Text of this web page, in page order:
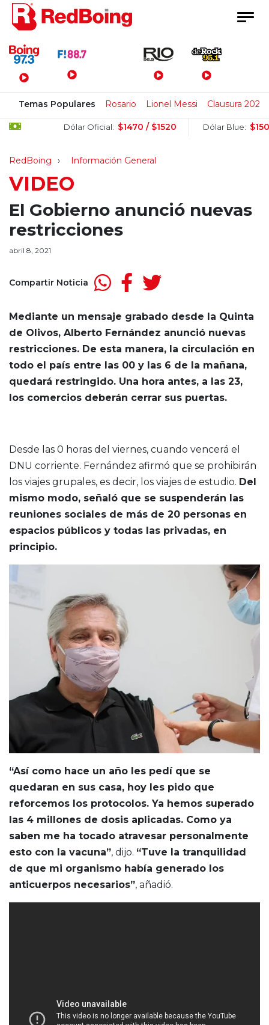
Menú Principal
Temas Populares Rosario Lionel Messi Clausura 2026
Dólar Oficial: $1470 / $1520 Dólar Blue: $1505 /
RedBoing Información General
VIDEO
El Gobierno anunció nuevas
restricciones
abril 8, 2021
Compartir Noticia
Mediante un mensaje grabado desde la Quinta
de Olivos, Alberto Fernández anunció nuevas
restricciones. De esta manera, la circulación en
todo el país entre las 00 y las 6 de la mañana,
quedará restringido. Una hora antes, a las 23,
los comercios deberán cerrar sus puertas.
Desde las 0 horas del viernes, cuando vencerá el
DNU corriente. Fernández afirmó que se prohibirán
los viajes grupales, es decir, los viajes de estudio. Del
mismo modo, señaló que se suspenderán las
reuniones sociales de más de 20 personas en
espacios públicos y todas las privadas, en
principio.
“Así como hace un año les pedí que se
quedaran en sus casa, hoy les pido que
reforcemos los protocolos. Ya hemos superado
las 4 millones de dosis aplicadas. Como ya
saben me ha tocado atravesar personalmente
esto con la vacuna”, dijo. “Tuve la tranquilidad
de que mi organismo había generado los
anticuerpos necesarios”, añadió.